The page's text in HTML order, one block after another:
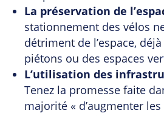
La préservation de
stationnement des vélos
détriment de l’espace,
piétons ou des espaces
L’utilisation des
Tenez la promesse faite
majorité « d’augmenter